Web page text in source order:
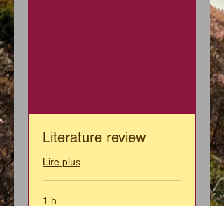
Literature review
Lire plus
1 h